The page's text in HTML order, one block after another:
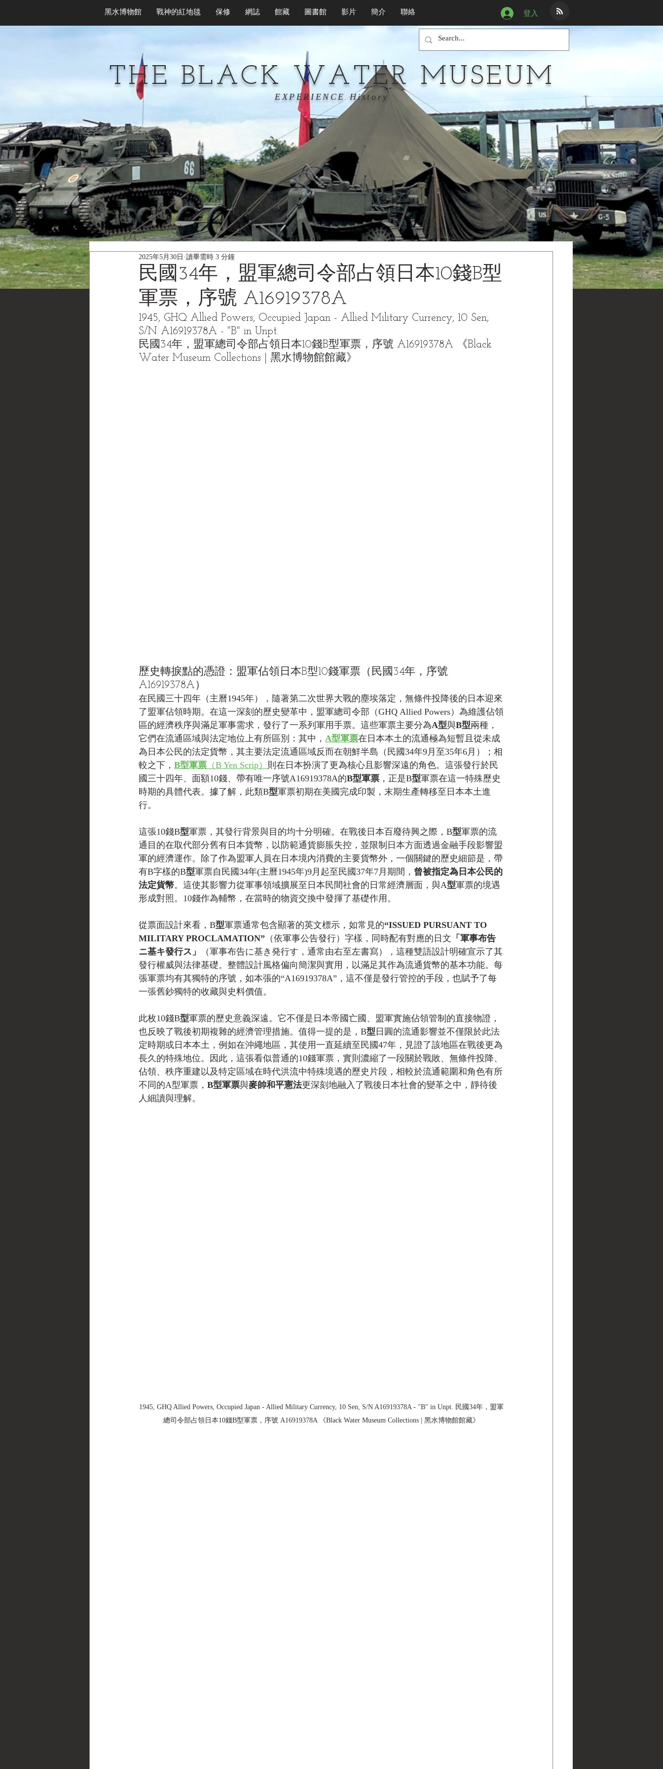
黑水博物館 戰神的紅地毯 保修 網誌 館藏 圖書館 影片 簡介 聯絡 登入
THE BLACK WATER MUSEUM
EXPERIENCE History
民國34年，盟軍總司令部占領日本10錢B型
軍票，序號 A16919378A
2025年5月30日 讀畢需時 3 分鐘
1945, GHQ Allied Powers, Occupied Japan - Allied Military Currency, 10 Sen,
S/N A16919378A - "B" in Unpt.
民國34年，盟軍總司令部占領日本10錢B型軍票，序號 A16919378A 《Black
Water Museum Collections | 黑水博物館館藏》
歷史轉捩點的憑證：盟軍佔領日本B型10錢軍票（民國34年，序號
A16919378A）
在民國三十四年（主曆1945年），隨著第二次世界大戰的塵埃落定，無條件投降後的日本迎來
了盟軍佔領時期。在這一深刻的歷史變革中，盟軍總司令部（GHQ Allied Powers）為維護佔領
區的經濟秩序與滿足軍事需求，發行了一系列軍用手票。這些軍票主要分為A型與B型兩種，
它們在流通區域與法定地位上有所區別：其中， A型軍票在日本本土的流通極為短暫且從未成
為日本公民的法定貨幣，其主要法定流通區域反而在朝鮮半島（民國34年9月至35年6月）；相
較之下， B型軍票 （B Yen Scrip） 則在日本扮演了更為核心且影響深遠的角色。這張發行於民
國三十四年、面額10錢、帶有唯一序號A16919378A的B型軍票 ，正是B型軍票在這一特殊歷史
時期的具體代表。據了解，此類B型軍票初期在美國完成印製，末期生產轉移至日本本土進
行。
這張10錢B型軍票，其發行背景與目的均十分明確。在戰後日本百廢待興之際，B型軍票的流
通目的在取代部分舊有日本貨幣，以防範通貨膨脹失控，並限制日本方面透過金融手段影響盟
軍的經濟運作。除了作為盟軍人員在日本境內消費的主要貨幣外，一個關鍵的歷史細節是，帶
有B字樣的B型軍票自民國34年(主曆1945年)9月起至民國37年7月期間， 曾被指定為日本公民的
法定貨幣。這使其影響力從軍事領域擴展至日本民間社會的日常經濟層面，與A型軍票的境遇
形成對照。10錢作為輔幣，在當時的物資交換中發揮了基礎作用。
從票面設計來看，B型軍票通常包含顯著的英文標示，如常見的“ISSUED PURSUANT TO
MILITARY PROCLAMATION” （依軍事公告發行）字樣，同時配有對應的日文 「軍事布告
ニ基キ發行ス」
（軍事布告に基き発行す，通常由右至左書寫），這種雙語設計明確宣示了其
發行權威與法律基礎。整體設計風格偏向簡潔與實用，以滿足其作為流通貨幣的基本功能。每
張軍票均有其獨特的序號，如本張的“A16919378A”，這不僅是發行管控的手段，也賦予了每
一張舊鈔獨特的收藏與史料價值。
此枚10錢B型軍票的歷史意義深遠。它不僅是日本帝國亡國、盟軍實施佔領管制的直接物證，
也反映了戰後初期複雜的經濟管理措施。值得一提的是，B型 日圓的流通影響並不僅限於此法
定時期或日本本土，例如在沖繩地區，其使用一直延續至民國47年，見證了該地區在戰後更為
長久的特殊地位。因此，這張看似普通的10錢軍票，實則濃縮了一段關於戰敗、無條件投降、
佔領、秩序重建以及特定區域在時代洪流中特殊境遇的歷史片段，相較於流通範圍和角色有所
不同的A型軍票， B型軍票與麥帥和平憲法更深刻地融入了戰後日本社會的變革之中，靜待後
人細讀與理解。
1945, GHQ Allied Powers, Occupied Japan - Allied Military Currency, 10 Sen, S/N A16919378A - "B" in Unpt. 民國34年，盟軍
總司令部占領日本10錢B型軍票，序號 A16919378A 《Black Water Museum Collections | 黑水博物館館藏》